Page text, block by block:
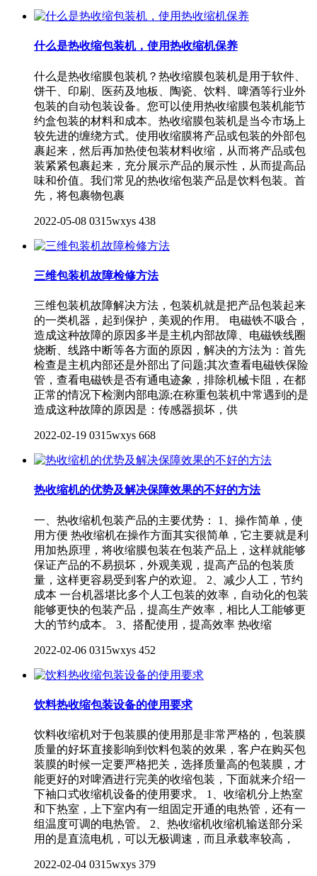
什么是热收缩包装机，使用热收缩机保养
什么是热收缩膜包装机？热收缩膜包装机是用于软件、
饼干、印刷、医药及地板、陶瓷、饮料、啤酒等行业外
包装的自动包装设备。您可以使用热收缩膜包装机能节
约盒包装的材料和成本。热收缩膜包装机是当今市场上
较先进的缠绕方式。使用收缩膜将产品或包装的外部包
裹起来，然后再加热使包装材料收缩，从而将产品或包
装紧紧包裹起来，充分展示产品的展示性，从而提高品
味和价值。我们常见的热收缩包装产品是饮料包装。首
先，将包裹物包裹
2022-05-08 0315wxys 438
三维包装机故障检修方法
三维包装机故障解决方法，包装机就是把产品包装起来
的一类机器，起到保护，美观的作用。 电磁铁不吸合，
造成这种故障的原因多半是主机内部故障、电磁铁线圈
烧断、线路中断等各方面的原因，解决的方法为：首先
检查是主机内部还是外部出了问题;其次查看电磁铁保险
管，查看电磁铁是否有通电迹象，排除机械卡阻，在都
正常的情况下检测内部电源;在称重包装机中常遇到的是
造成这种故障的原因是：传感器损坏，供
2022-02-19 0315wxys 668
热收缩机的优势及解决保障效果的不好的方法
一、热收缩机包装产品的主要优势： 1、操作简单，使
用方便 热收缩机在操作方面其实很简单，它主要就是利
用加热原理，将收缩膜包装在包装产品上，这样就能够
保证产品的不易损坏，外观美观，提高产品的包装质
量，这样更容易受到客户的欢迎。 2、减少人工，节约
成本 一台机器堪比多个人工包装的效率，自动化的包装
能够更快的包装产品，提高生产效率，相比人工能够更
大的节约成本。 3、搭配使用，提高效率 热收缩
2022-02-06 0315wxys 452
饮料热收缩包装设备的使用要求
饮料收缩机对于包装膜的使用那是非常严格的，包装膜
质量的好坏直接影响到饮料包装的效果，客户在购买包
装膜的时候一定要严格把关，选择质量高的包装膜，才
能更好的对啤酒进行完美的收缩包装，下面就来介绍一
下袖口式收缩机设备的使用要求。 1、收缩机分上热室
和下热室，上下室内有一组固定开通的电热管，还有一
组温度可调的电热管。 2、热收缩机收缩机输送部分采
用的是直流电机，可以无极调速，而且承载率较高，
2022-02-04 0315wxys 379